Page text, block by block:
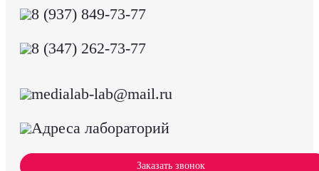
8 (937) 849-73-77
8 (347) 262-73-77
medialab-lab@mail.ru
Адреса лабораторий
Заказать звонок